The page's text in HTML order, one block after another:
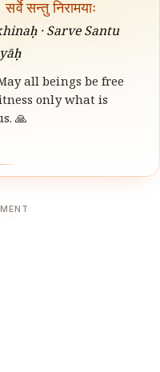
सर्वे सन्तु निरामयाः
· Sarve Santu
all beings be free
only what is
🙏